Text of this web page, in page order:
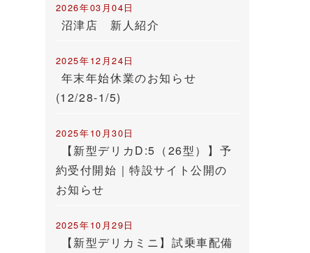
2026年03月04日
沼津店 新人紹介
2025年12月24日
年末年始休業のお知らせ
(12/28-1/5)
2025年10月30日
【新型デリカD:5（26型）】予
約受付開始｜特設サイト公開の
お知らせ
2025年10月29日
【新型デリカミニ】試乗車配備